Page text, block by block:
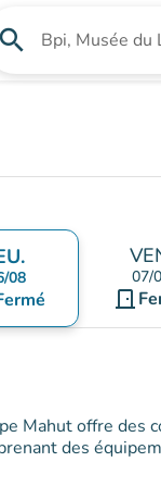
search Rechercher un
08 07/
door_front
Mahut offre des
des